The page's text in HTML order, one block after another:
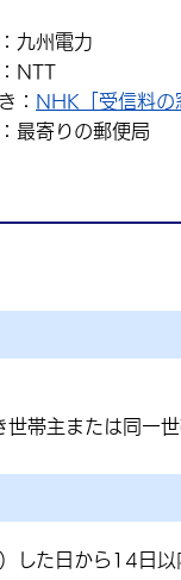
九州電力
NTT
： NHK「受信料の
最寄りの郵便局
帯主または同一
した日から14日以